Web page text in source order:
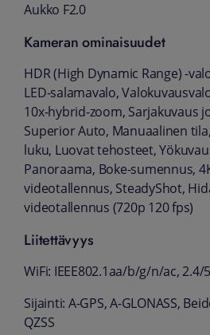
Aukko F2.0
Kameran ominaisuudet
HDR (High Dynamic Range) -
LED-salamavalo,
10x-hybrid-zoom, Sarjakuvaus
Superior Auto, Manuaalinen
luku, Luovat tehosteet,
Panoraama, Boke-sumennus,
videotallennus, SteadyShot,
videotallennus (720p 120 fps)
Liitettävyys
WiFi: IEEE802.1aa/b/g/n/ac, 2.4/
Sijainti: A-GPS, A-GLONASS,
QZSS